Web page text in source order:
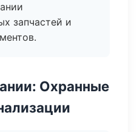
запчастей и
Охранные